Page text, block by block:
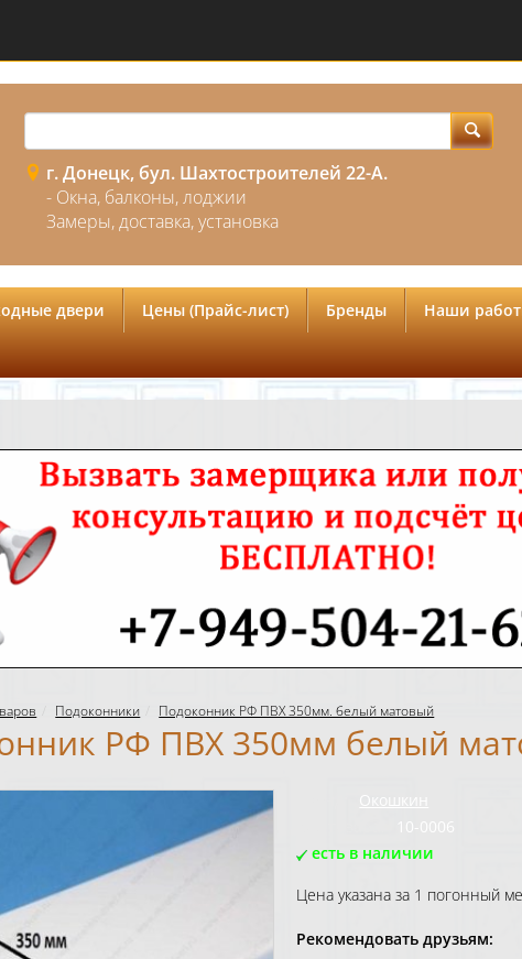
г. Донецк, бул. Шахтостроителей 22-А.
- Окна, балконы, лоджии
Замеры, доставка, установка
двери Цены (Прайс-лист) Бренды Наши
Подоконники Подоконник РФ ПВХ 350мм. белый матовый
РФ ПВХ 350мм белый
Окошкин
10-0006
есть в наличии
Цена указана за 1 погонный
Рекомендовать друзьям: